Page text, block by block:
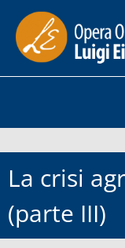
La crisi
(parte III)